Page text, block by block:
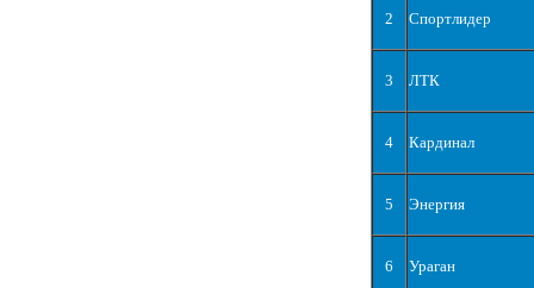
2 Спортлидер
3 ЛТК
4 Кардинал
5 Энергия
6 Ураган